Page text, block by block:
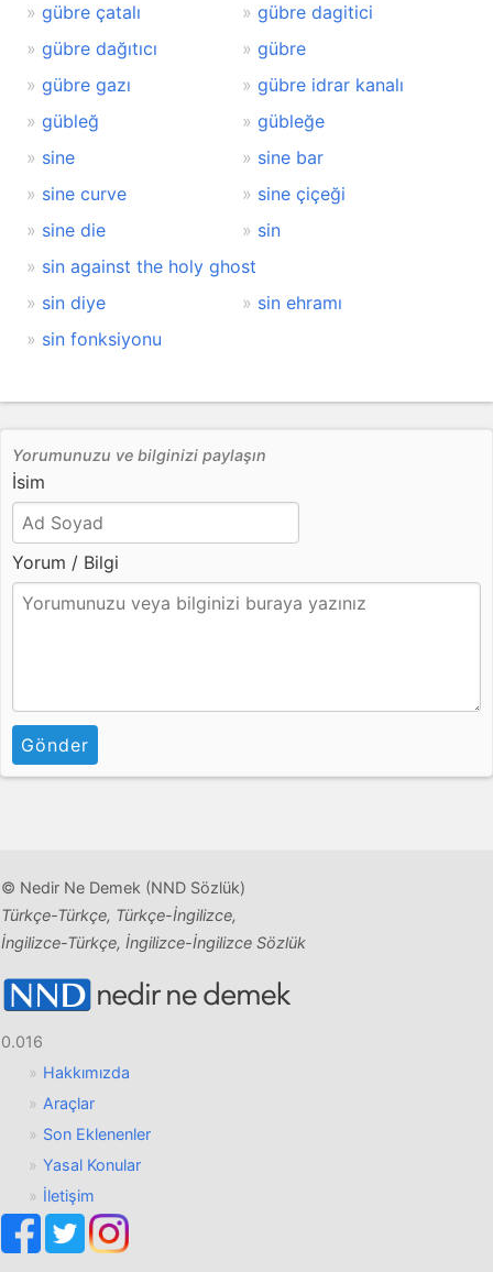
gübre çatalı
gübre dagitici
gübre dağıtıcı
gübre
gübre gazı
gübre idrar kanalı
gübleğ
gübleğe
sine
sine bar
sine curve
sine çiçeği
sine die
sin
sin against the holy ghost
sin diye
sin ehramı
sin fonksiyonu
Yorumunuzu ve bilginizi paylaşın
İsim
Yorum / Bilgi
Gönder
© Nedir Ne Demek (NND Sözlük)
Türkçe-Türkçe, Türkçe-İngilizce,
İngilizce-Türkçe, İngilizce-İngilizce Sözlük
0.016
Hakkımızda
Araçlar
Son Eklenenler
Yasal Konular
İletişim